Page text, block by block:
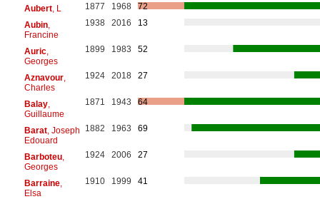
Aubert, L 1877 1968
72
Aubin,
Francine
1938 2016 13
Auric,
Georges
1899 1983 52
Aznavour,
Charles
1924 2018 27
Balay,
Guillaume
1871 1943 64
Barat, Joseph
Edouard
1882 1963 69
Barboteu,
Georges
1924 2006 27
Barraine,
Elsa
1910 1999 41